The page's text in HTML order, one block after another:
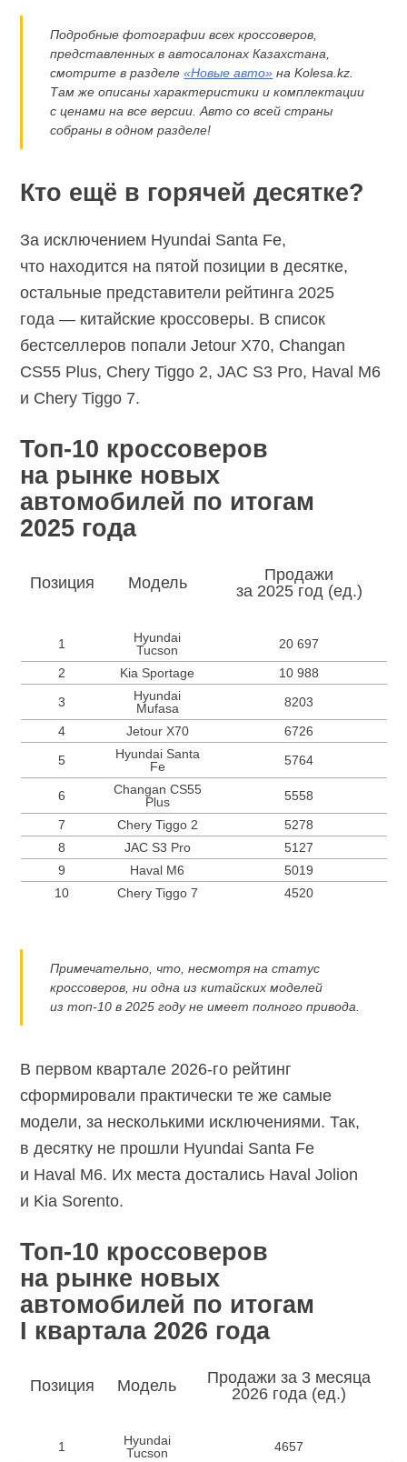
Подробные фотографии всех кроссоверов,
представленных в автосалонах Казахстана,
смотрите в разделе«Новые авто» на Kolesa.kz.
Там же описаны характеристики и комплектации
с ценами на все версии. Авто со всей страны
собраны в одном разделе!
Кто ещё в горячей десятке?
За исключением Hyundai Santa Fe,
что находится на пятой позиции в десятке,
остальные представители рейтинга 2025
года — китайские кроссоверы. В список
бестселлеров попали Jetour X70, Changan
CS55 Plus, Chery Tiggo 2, JAC S3 Pro, Haval M6
и Chery Tiggo 7.
Топ-10 кроссоверов
на рынке новых
автомобилей по итогам
2025 года
Позиция Модель
Продажи
за 2025 год (ед.)
1
Hyundai
Tucson
20 697
2
Kia Sportage
10 988
3
Hyundai
Mufasa
8203
4
Jetour X70
6726
5
Hyundai Santa
Fe
5764
6
Changan CS55
Plus
5558
7
Chery Tiggo 2
5278
8
JAC S3 Pro
5127
9
Haval M6
5019
10
Chery Tiggo 7 4520
Примечательно, что, несмотря на статус
кроссоверов, ни одна из китайских моделей
изтоп-10 в 2025 году не имеет полного привода.
В первом квартале 2026-го рейтинг
сформировали практически те же самые
модели, за несколькими исключениями. Так,
в десятку не прошли Hyundai Santa Fe
и Haval M6. Их места достались Haval Jolion
и Kia Sorento.
Топ-10 кроссоверов
на рынке новых
автомобилей по итогам
I квартала 2026 года
Позиция Модель
Продажи за 3 месяца
2026 года (ед.)
1
Hyundai
Tucson
4657